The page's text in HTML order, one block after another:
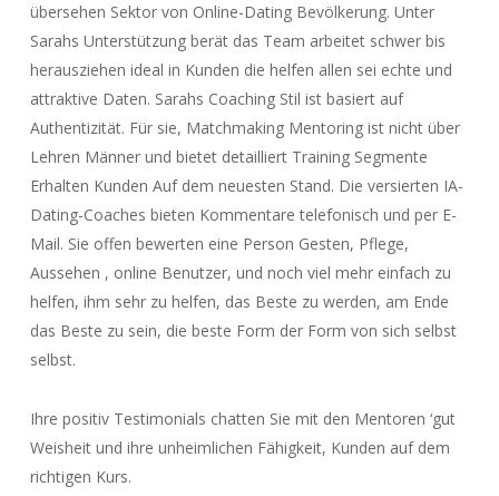
übersehen Sektor von Online-Dating Bevölkerung. Unter
Sarahs Unterstützung berät das Team arbeitet schwer bis
herausziehen ideal in Kunden die helfen allen sei echte und
attraktive Daten. Sarahs Coaching Stil ist basiert auf
Authentizität. Für sie, Matchmaking Mentoring ist nicht über
Lehren Männer und bietet detailliert Training Segmente
Erhalten Kunden Auf dem neuesten Stand. Die versierten IA-
Dating-Coaches bieten Kommentare telefonisch und per E-
Mail. Sie offen bewerten eine Person Gesten, Pflege,
Aussehen , online Benutzer, und noch viel mehr einfach zu
helfen, ihm sehr zu helfen, das Beste zu werden, am Ende
das Beste zu sein, die beste Form der Form von sich selbst
selbst.
Ihre positiv Testimonials chatten Sie mit den Mentoren ‘gut
Weisheit und ihre unheimlichen Fähigkeit, Kunden auf dem
richtigen Kurs.